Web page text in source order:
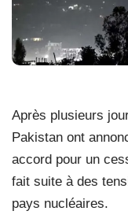
Après plusieurs
Pakistan ont
accord pour un
fait suite à des
pays nucléaires.